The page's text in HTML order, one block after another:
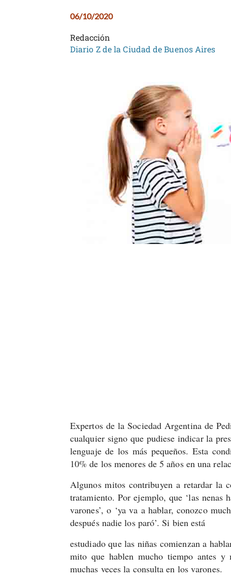
06/10/2020
Redacción
Diario Z de la Ciudad de Buenos Aires
Expertos de la Sociedad Argentina de
cualquier signo que pudiese indicar la
lenguaje de los más pequeños. Esta
10% de los menores de 5 años en una
Algunos mitos contribuyen a retardar la
tratamiento. Por ejemplo, que ‘las nenas
varones’, o ‘ya va a hablar, conozco
después nadie los paró’. Si bien está
estudiado que las niñas comienzan a
mito que hablen mucho tiempo antes y
muchas veces la consulta en los varones.